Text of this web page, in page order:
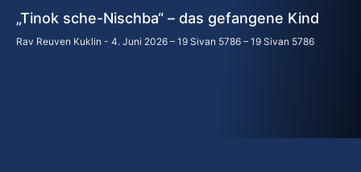
„Tinok sche-Nischba“ – das gefangene Kind
Rav Reuven Kuklin 4. Juni 2026 – 19 Sivan 5786 – 19 Sivan 5786